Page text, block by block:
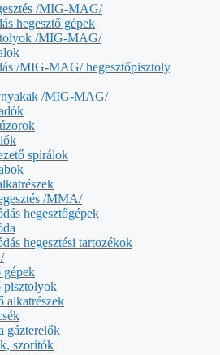
/MIG-MAG/
hegesztő gépek
/MIG-MAG/
/MIG-MAG/ hegesztőpisztoly
/MIG-MAG/
spirálok
/MMA/
hegesztőgépek
hegesztési tartozékok
gépek
pisztolyok
alkatrészek
gázterelők
szorítók